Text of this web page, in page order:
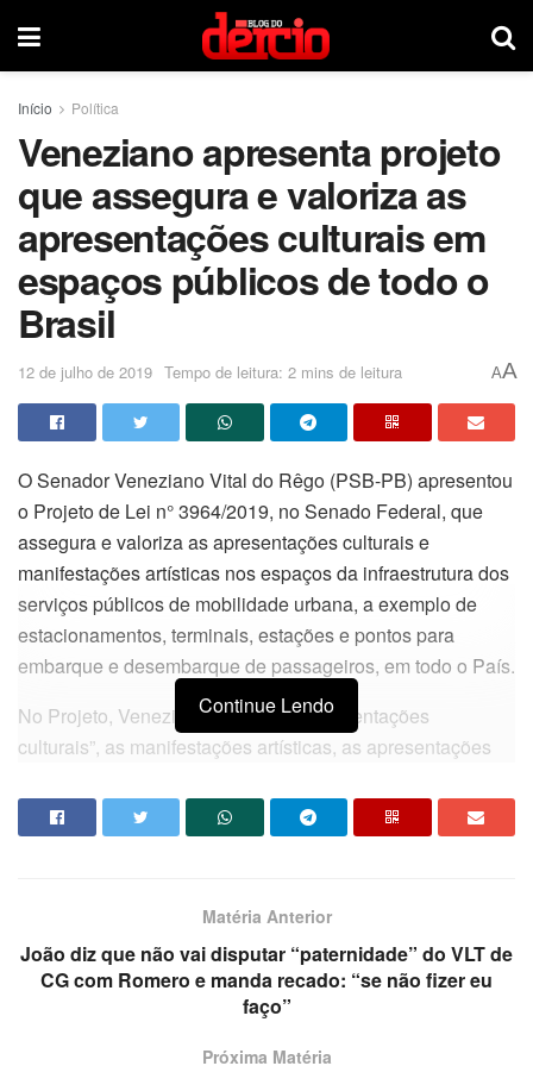
Início Política
Veneziano apresenta projeto
que assegura e valoriza as
apresentações culturais em
espaços públicos de todo o
Brasil
12 de julho de 2019 Tempo de leitura: 2 mins de leitura AA
O Senador Veneziano Vital do Rêgo (PSB-PB) apresentou
o Projeto de Lei n° 3964/2019, no Senado Federal, que
assegura e valoriza as apresentações culturais e
manifestações artísticas nos espaços da infraestrutura dos
serviços públicos de mobilidade urbana, a exemplo de
estacionamentos, terminais, estações e pontos para
embarque e desembarque de passageiros, em todo o País.
No Projeto, Veneziano cita como “apresentações
culturais”, as manifestações artísticas, as apresentações
poesia, teatro e dança, a exposição de artes plásticas e
visuais, dentre outras. Ele disse que essa prática é
“Diariamente, milhões de usuários de serviços de
transporte, ao redor do Planeta, são brindados com
apresentações e performances de artistas que, a um só
tempo, exercem suas profissões, forjadas no esculpir e
Continue Lendo
Matéria Anterior
João diz que não vai disputar “paternidade” do VLT de
CG com Romero e manda recado: “se não fizer eu
faço”
Próxima Matéria